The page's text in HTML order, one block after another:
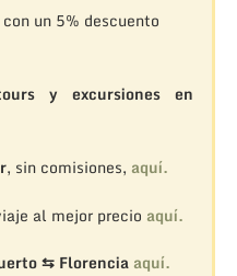
con un 5% descuento
y excursiones en
, sin comisiones, aquí.
al mejor precio aquí.
⇆ Florencia aquí.